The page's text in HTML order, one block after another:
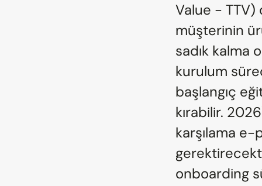
Value - TTV)
müşterinin
sadık kalma
kurulum
başlangıç
kırabilir.
karşılama e-
onboarding